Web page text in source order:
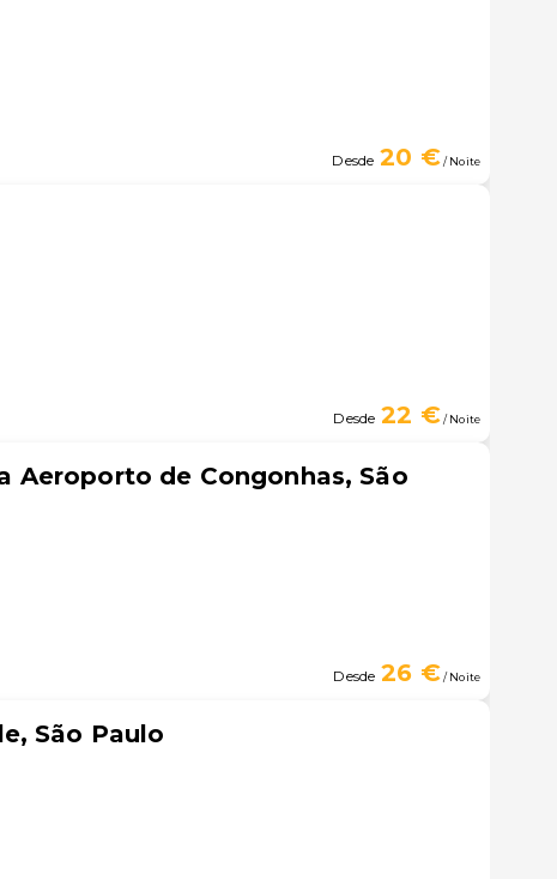
Desde 20 €/ Noite
Desde 22 €/ Noite
Aeroporto de Congonhas, São
Desde 26 €/ Noite
São Paulo